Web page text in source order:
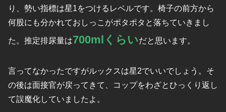
り、勢い指標は星1をつけるレベルです。椅子の前方から
何股にも分かれておしっこがポタポタと落ちていきまし
た。推定排尿量は700mlくらいだと思います。
言ってなかったですがルックスは星2でいいでしょう。そ
の後は面接官が戻ってきて、コップをわざとひっくり返し
て誤魔化していましたよ。